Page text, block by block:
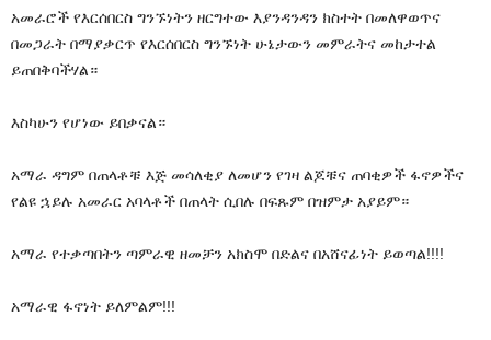
አመራሮች የእርሰበርስ ግንኙነትን ዘርግተው እያንዳንዳን ክስተት በመለዋወጥና
በመጋራት በማያቃርጥ የእርሰበርስ ግንኙነት ሁኔታውን መምራትና መከታተል
ይጠበቅባችሃል።
እስካሁን የሆነው ይበቃናል።
አማራ ዳግም በጠላቶቹ እጅ መሳለቂያ ለመሆን የገዛ ልጆቹና ጠባቂዎች ፋኖዎችና
የልዩ ኋይሉ አመራር አባላቶች በጠላት ሲበሉ በፍጹም በዝምታ አያይም።
አማራ የተቃጣበትን ጣምራዊ ዘመቻን አክስሞ በድልና በአሸናፊነት ይወጣል!!!!
አማራዊ ፋኖነት ይለምልም!!!